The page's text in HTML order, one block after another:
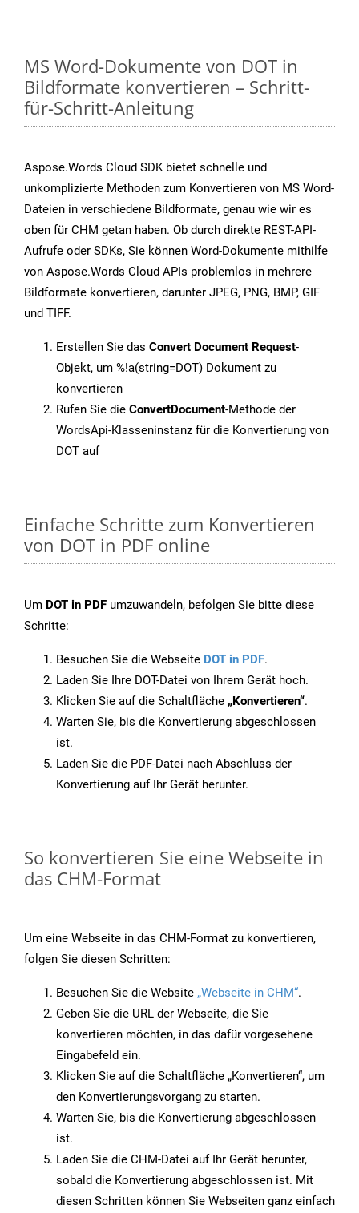
MS Word-Dokumente von DOT in
Bildformate konvertieren – Schritt-
für-Schritt-Anleitung
Aspose.Words Cloud SDK bietet schnelle und
unkomplizierte Methoden zum Konvertieren von MS Word-
Dateien in verschiedene Bildformate, genau wie wir es
oben für CHM getan haben. Ob durch direkte REST-API-
Aufrufe oder SDKs, Sie können Word-Dokumente mithilfe
von Aspose.Words Cloud APIs problemlos in mehrere
Bildformate konvertieren, darunter JPEG, PNG, BMP, GIF
und TIFF.
Erstellen Sie das Convert Document Request-
Objekt, um %!a(string=DOT) Dokument zu
konvertieren
Rufen Sie die ConvertDocument-Methode der
WordsApi-Klasseninstanz für die Konvertierung von
DOT auf
Einfache Schritte zum Konvertieren
von DOT in PDF online
Um DOT in PDF umzuwandeln, befolgen Sie bitte diese
Schritte:
Besuchen Sie die Webseite DOT in PDF.
Laden Sie Ihre DOT-Datei von Ihrem Gerät hoch.
Klicken Sie auf die Schaltfläche „Konvertieren“.
Warten Sie, bis die Konvertierung abgeschlossen
ist.
Laden Sie die PDF-Datei nach Abschluss der
Konvertierung auf Ihr Gerät herunter.
So konvertieren Sie eine Webseite in
das CHM-Format
Um eine Webseite in das CHM-Format zu konvertieren,
folgen Sie diesen Schritten:
Besuchen Sie die Website „Webseite in CHM“.
Geben Sie die URL der Webseite, die Sie
konvertieren möchten, in das dafür vorgesehene
Eingabefeld ein.
Klicken Sie auf die Schaltfläche „Konvertieren“, um
den Konvertierungsvorgang zu starten.
Warten Sie, bis die Konvertierung abgeschlossen
ist.
Laden Sie die CHM-Datei auf Ihr Gerät herunter,
sobald die Konvertierung abgeschlossen ist. Mit
diesen Schritten können Sie Webseiten ganz einfach